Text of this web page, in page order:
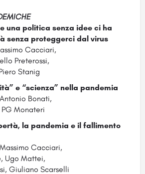
una politica senza idee ci ha
senza proteggerci dal virus
Cacciari,
Preterossi,
Stanig
e “scienza” nella pandemia
Bonati,
Monateri
la pandemia e il fallimento
Cacciari,
Ugo Mattei,
Giuliano Scarselli